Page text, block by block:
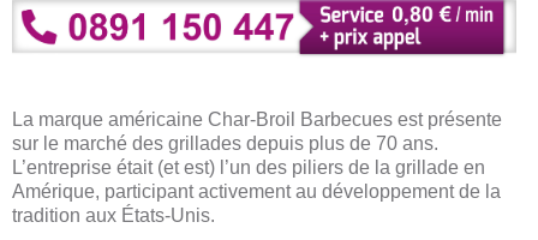
La marque américaine Char-Broil Barbecues est présente
sur le marché des grillades depuis plus de 70 ans.
L’entreprise était (et est) l’un des piliers de la grillade en
Amérique, participant activement au développement de la
tradition aux États-Unis.